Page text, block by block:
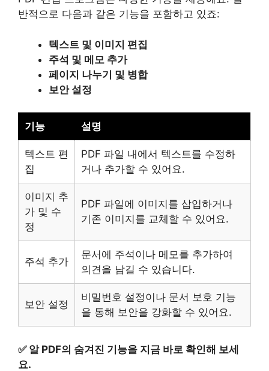
반적으로 다음과 같은 기능을 포함하고 있죠:
텍스트 및 이미지 편집
주석 및 메모 추가
페이지 나누기 및 병합
보안 설정
기능 설명
텍스트 편
집
PDF 파일 내에서 텍스트를 수정하
거나 추가할 수 있어요.
이미지 추
가 및 수
정
PDF 파일에 이미지를 삽입하거나
기존 이미지를 교체할 수 있어요.
주석 추가
문서에 주석이나 메모를 추가하여
의견을 남길 수 있습니다.
보안 설정
비밀번호 설정이나 문서 보호 기능
을 통해 보안을 강화할 수 있어요.
✅ 알 PDF의 숨겨진 기능을 지금 바로 확인해 보세
요.